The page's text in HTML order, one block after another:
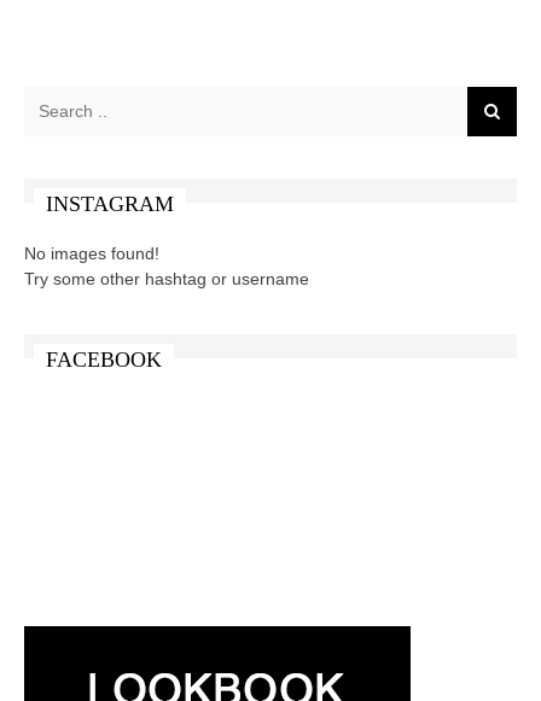
INSTAGRAM
No images found!
Try some other hashtag or username
FACEBOOK